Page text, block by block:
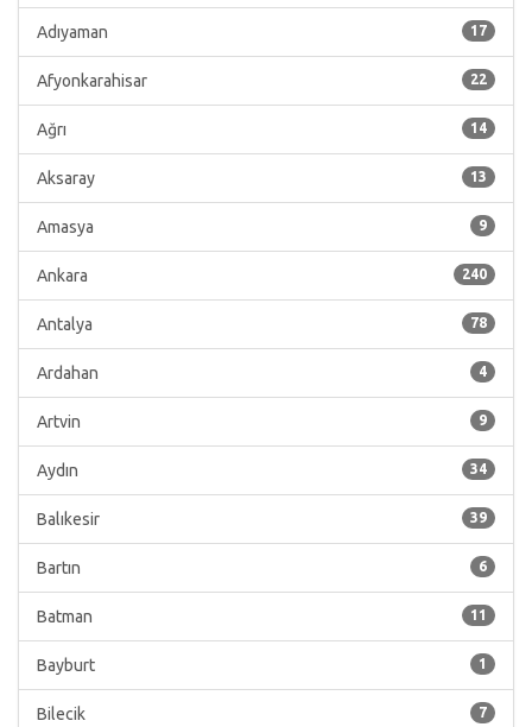
17
Adıyaman
22
Afyonkarahisar
14
Ağrı
13
Aksaray
9
Amasya
240
Ankara
78
Antalya
4
Ardahan
9
Artvin
34
Aydın
39
Balıkesir
6
Bartın
11
Batman
1
Bayburt
7
Bilecik